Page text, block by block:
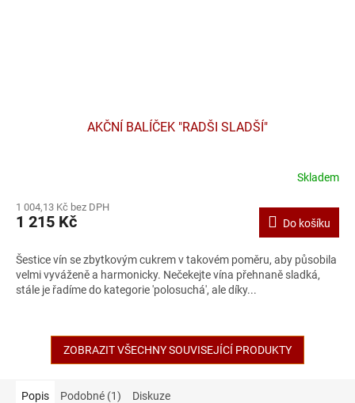
AKČNÍ BALÍČEK "RADŠI SLADŠÍ"
Skladem
1 004,13 Kč bez DPH
1 215 Kč Do košíku
Šestice vín se zbytkovým cukrem v takovém poměru, aby působila
velmi vyváženě a harmonicky. Nečekejte vína přehnaně sladká,
stále je řadíme do kategorie 'polosuchá', ale díky...
ZOBRAZIT VŠECHNY SOUVISEJÍCÍ PRODUKTY
Popis Podobné (1) Diskuze